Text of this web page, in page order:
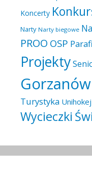
Koncerty
Narty Narty biegowe
PROO OSP
Projekty
Gorzanów
Turystyka Unihokej
Wycieczki